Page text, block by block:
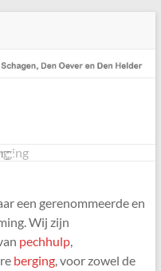
een gerenommeerde en
Wij zijn
pechhulp,
berging, voor zowel de